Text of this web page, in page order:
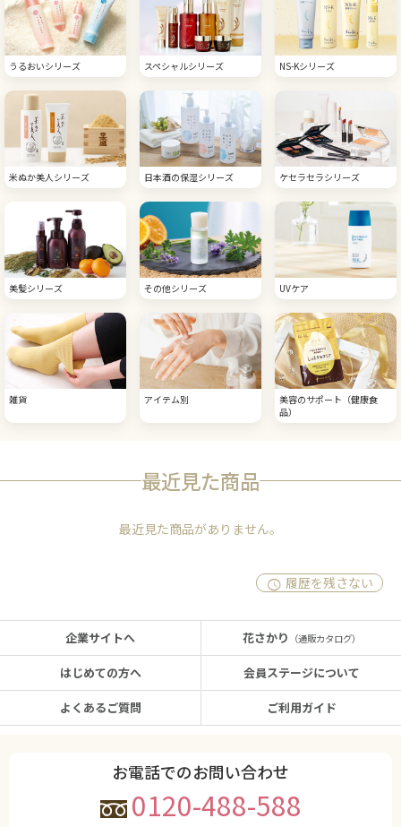
うるおいシリーズ スペシャルシリーズ NS-Kシリーズ
米ぬか美人シリーズ 日本酒の保湿シリーズ ケセラセラシリーズ
美髪シリーズ その他シリーズ UVケア
雑貨 アイテム別
美容のサポート（健康食
品）
最近見た商品
最近見た商品がありません。
履歴を残さない
企業サイトへ
はじめての方へ
よくあるご質問
花さかり （通販カタログ）
会員ステージについて
ご利用ガイド
お電話でのお問い合わせ
0120-488-588